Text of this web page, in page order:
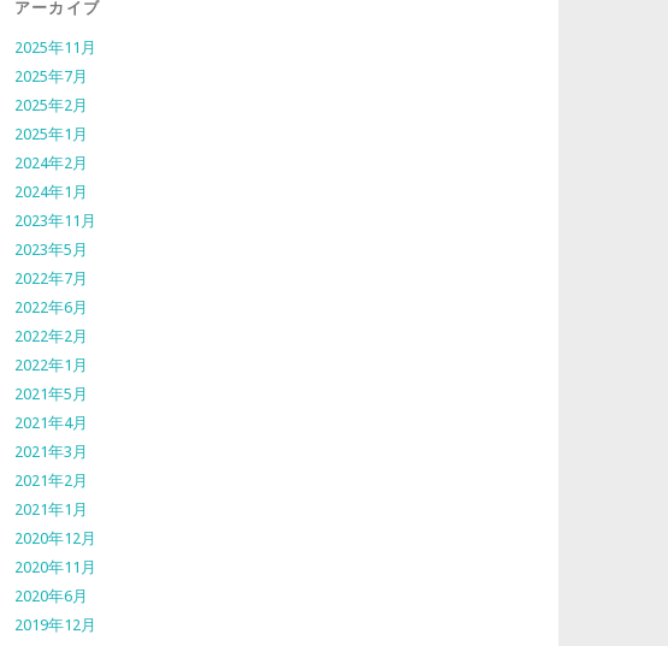
アーカイブ
2025年11月
2025年7月
2025年2月
2025年1月
2024年2月
2024年1月
2023年11月
2023年5月
2022年7月
2022年6月
2022年2月
2022年1月
2021年5月
2021年4月
2021年3月
2021年2月
2021年1月
2020年12月
2020年11月
2020年6月
2019年12月